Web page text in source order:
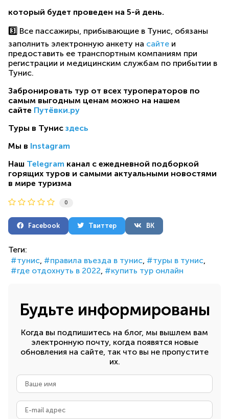
который будет проведен на 5-й день.
3️⃣ Все пассажиры, прибывающие в Тунис, обязаны
заполнить электронную анкету на сайте и
предоставить ее транспортным компаниям при
регистрации и медицинским службам по прибытии в
Тунис.
Забронировать тур от всех туроператоров по
самым выгодным ценам можно на нашем
сайте Путёвки.ру
Туры в Тунис здесь
Мы в Instagram
Наш Telegram канал с ежедневной подборкой
горящих туров и самыми актуальными новостями
в мире туризма
0
Facebook Твиттер ВК
Теги:
тунис
правила въезда в тунис
туры в тунис
где отдохнуть в 2022
купить тур онлайн
Будьте информированы
Когда вы подпишитесь на блог, мы вышлем вам
электронную почту, когда появятся новые
обновления на сайте, так что вы не пропустите
их.